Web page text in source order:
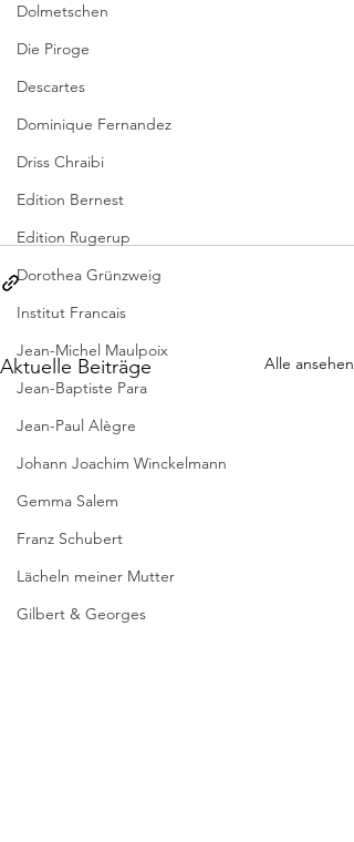
Dolmetschen
Die Piroge
Descartes
Dominique Fernandez
Driss Chraibi
Edition Bernest
Edition Rugerup
Dorothea Grünzweig
Institut Francais
Jean-Michel Maulpoix
Jean-Baptiste Para
Jean-Paul Alègre
Johann Joachim Winckelmann
Gemma Salem
Franz Schubert
Lächeln meiner Mutter
Gilbert & Georges
Aktuelle Beiträge Alle ansehen